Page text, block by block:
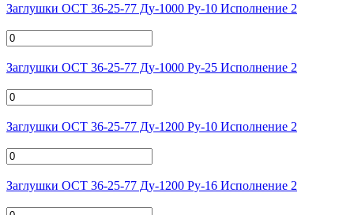
Заглушки ОСТ 36-25-77 Ду-1000 Ру-10 Исполнение 2
Заглушки ОСТ 36-25-77 Ду-1000 Ру-25 Исполнение 2
Заглушки ОСТ 36-25-77 Ду-1200 Ру-10 Исполнение 2
Заглушки ОСТ 36-25-77 Ду-1200 Ру-16 Исполнение 2